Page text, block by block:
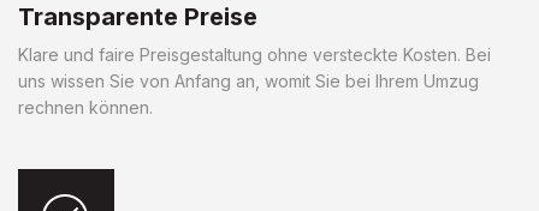
Transparente Preise
Klare und faire Preisgestaltung ohne versteckte Kosten. Bei
uns wissen Sie von Anfang an, womit Sie bei Ihrem Umzug
rechnen können.